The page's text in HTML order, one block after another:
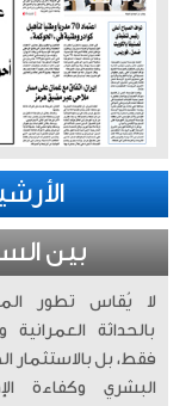
بين
لا يُقاس تطور
بالحداثة
فقط، بل بالاستثمار
البشري وكفاءة